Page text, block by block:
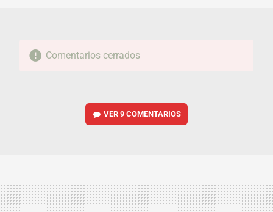
Comentarios cerrados
VER9 COMENTARIOS